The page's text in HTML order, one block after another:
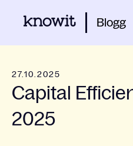
Blogg
27.10.2025
Capital
2025